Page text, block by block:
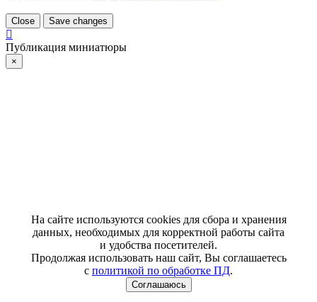
Close Save changes
Публикация миниатюры
×
На сайте используются cookies для сбора и хранения
данных, необходимых для корректной работы сайта
и удобства посетителей.
Продолжая использовать наш сайт, Вы соглашаетесь
с политикой по обработке ПД.
Соглашаюсь